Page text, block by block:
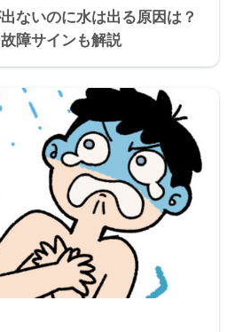
ないのに水は出る原因は？
障サインも解説